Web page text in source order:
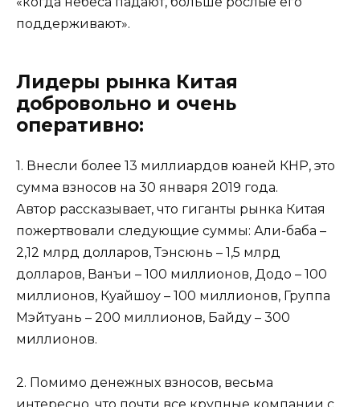
поддерживают».
Лидеры рынка Китая
добровольно и очень
оперативно:
1. Внесли более 13 миллиардов юаней КНР, это
сумма взносов на 30 января 2019 года.
Автор рассказывает, что гиганты рынка Китая
пожертвовали следующие суммы: Али-баба –
2,12 млрд долларов, Тэнсюнь – 1,5 млрд
долларов, Ванъи – 100 миллионов, Додо – 100
миллионов, Куайшоу – 100 миллионов, Группа
Мэйтуань – 200 миллионов, Байду – 300
миллионов.
2. Помимо денежных взносов, весьма